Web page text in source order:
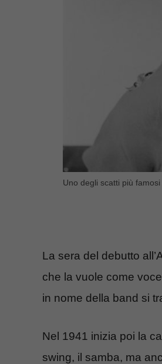
Uno degli scatti più
La sera del debutto
che la vuole come
in nome della band si
Nel 1941 inizia poi la
swing, il samba, ma